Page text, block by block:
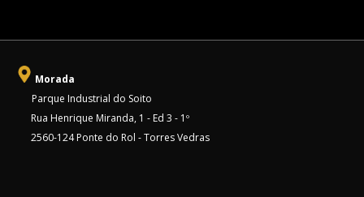
Morada
Parque Industrial do Soito
Rua Henrique Miranda, 1 - Ed 3 - 1º
2560-124 Ponte do Rol - Torres Vedras